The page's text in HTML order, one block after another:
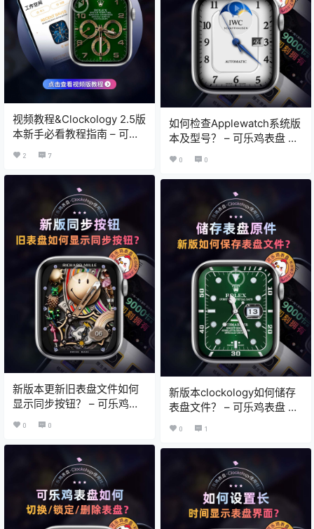
视频教程&Clockology 2.5版
本新手必看教程指南 – 可乐
鸡表盘 X Clockology教程
2 7
如何检查Applewatch系统版
本及型号？ – 可乐鸡表盘 X
Clockology教程
0 0
新版本更新旧表盘文件如何
显示同步按钮？ – 可乐鸡表
0 0
新版本clockology如何储存
表盘文件？ – 可乐鸡表盘 X
Clockology教程
0 1